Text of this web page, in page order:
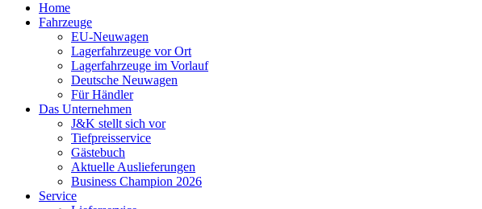
Home
Fahrzeuge
EU-Neuwagen
Lagerfahrzeuge vor Ort
Lagerfahrzeuge im Vorlauf
Deutsche Neuwagen
Für Händler
Das Unternehmen
J&K stellt sich vor
Tiefpreisservice
Gästebuch
Aktuelle Auslieferungen
Business Champion 2026
Service